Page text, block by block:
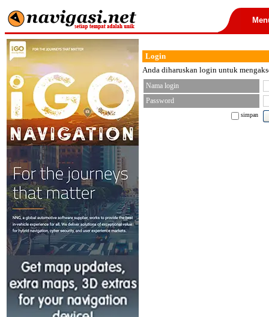
Login
Anda diharuskan login untuk
Nama login
Password
simpan